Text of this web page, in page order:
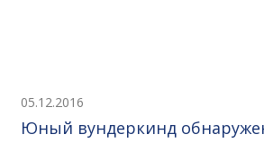
05.12.2016
Юный вундеркинд